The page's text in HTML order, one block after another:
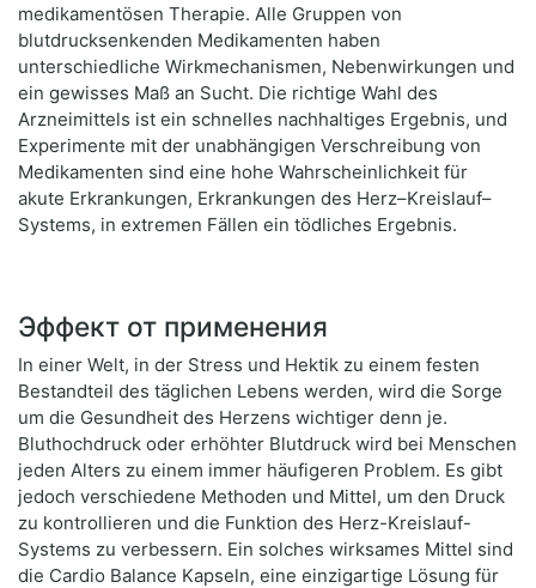
medikamentösen Therapie. Alle Gruppen von
blutdrucksenkenden Medikamenten haben
unterschiedliche Wirkmechanismen, Nebenwirkungen und
ein gewisses Maß an Sucht. Die richtige Wahl des
Arzneimittels ist ein schnelles nachhaltiges Ergebnis, und
Experimente mit der unabhängigen Verschreibung von
Medikamenten sind eine hohe Wahrscheinlichkeit für
akute Erkrankungen, Erkrankungen des Herz–Kreislauf–
Systems, in extremen Fällen ein tödliches Ergebnis.
Эффект от применения
In einer Welt, in der Stress und Hektik zu einem festen
Bestandteil des täglichen Lebens werden, wird die Sorge
um die Gesundheit des Herzens wichtiger denn je.
Bluthochdruck oder erhöhter Blutdruck wird bei Menschen
jeden Alters zu einem immer häufigeren Problem. Es gibt
jedoch verschiedene Methoden und Mittel, um den Druck
zu kontrollieren und die Funktion des Herz-Kreislauf-
Systems zu verbessern. Ein solches wirksames Mittel sind
die Cardio Balance Kapseln, eine einzigartige Lösung für